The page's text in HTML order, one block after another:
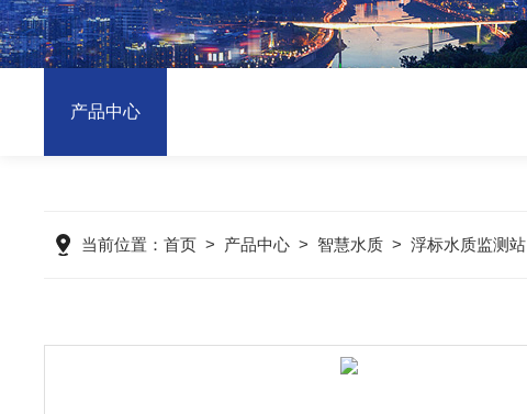
产品中心
当前位置：首页 > 产品中心 > 智慧水质 >浮标水质监测站